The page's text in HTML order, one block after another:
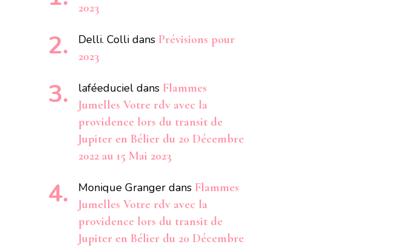
2023
Delli. Colli dans Prévisions pour
2023
laféeduciel dans Flammes
Jumelles Votre rdv avec la
providence lors du transit de
Jupiter en Bélier du 20 Décembre
2022 au 15 Mai 2023
Monique Granger dans Flammes
Jumelles Votre rdv avec la
providence lors du transit de
Jupiter en Bélier du 20 Décembre